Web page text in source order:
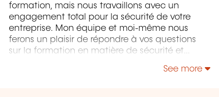
formation, mais nous travaillons avec un
engagement total pour la sécurité de votre
entreprise. Mon équipe et moi-même nous
ferons un plaisir de répondre à vos questions
sur la formation en matière de sécurité et
demande de rendez-vous aux contacts
See more